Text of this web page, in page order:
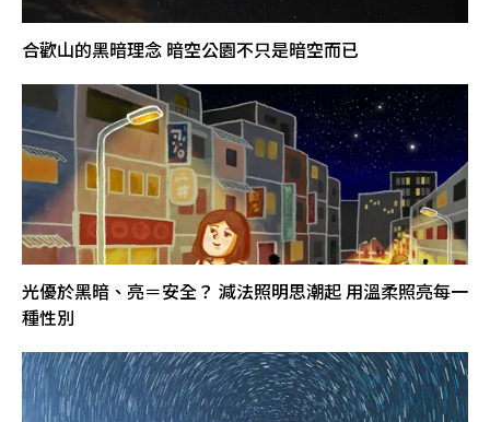
合歡山的黑暗理念 暗空公園不只是暗空而已
光優於黑暗、亮＝安全？ 減法照明思潮起 用溫柔照亮每一
種性別